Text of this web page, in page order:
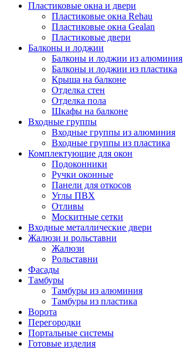
Пластиковые окна и двери
Пластиковые окна Rehau
Пластиковые окна Gealan
Пластиковые двери
Балконы и лоджии
Балконы и лоджии из алюминия
Балконы и лоджии из пластика
Крыша на балконе
Отделка стен
Отделка пола
Шкафы на балконе
Входные группы
Входные группы из алюминия
Входные группы из пластика
Комплектующие для окон
Подоконники
Ручки оконные
Панели для откосов
Углы ПВХ
Отливы
Москитные сетки
Входные металлические двери
Жалюзи и рольставни
Жалюзи
Рольставни
Фасады
Тамбуры
Тамбуры из алюминия
Тамбуры из пластика
Ворота
Перегородки
Портальные системы
Готовые изделия